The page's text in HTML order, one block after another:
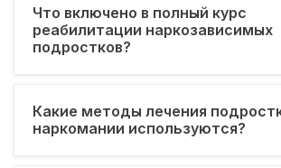
Что включено в полный курс
реабилитации наркозависимых
подростков?
Какие методы лечения
наркомании используются?